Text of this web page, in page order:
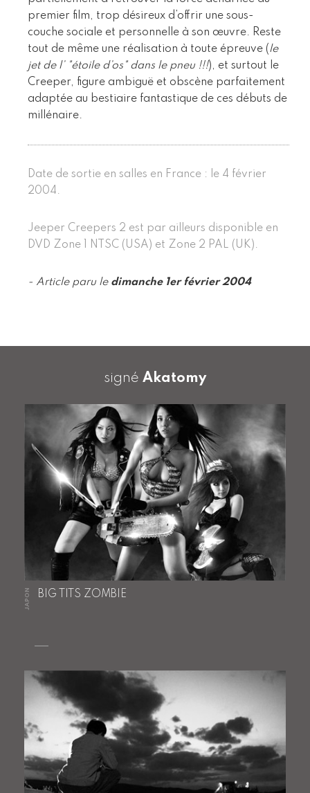
premier film, trop désireux d’offrir une sous-
couche sociale et personnelle à son œuvre. Reste
tout de même une réalisation à toute épreuve (le
jet de l’ "étoile d’os" dans le pneu !!!), et surtout le
Creeper, figure ambiguë et obscène parfaitement
adaptée au bestiaire fantastique de ces débuts de
millénaire.
Date de sortie en salles en France : le 4 février
2004.
Jeeper Creepers 2 est par ailleurs disponible en
DVD Zone 1 NTSC (USA) et Zone 2 PAL (UK).
- Article paru le dimanche 1er février 2004
signé Akatomy
JAPON BIG TITS ZOMBIE